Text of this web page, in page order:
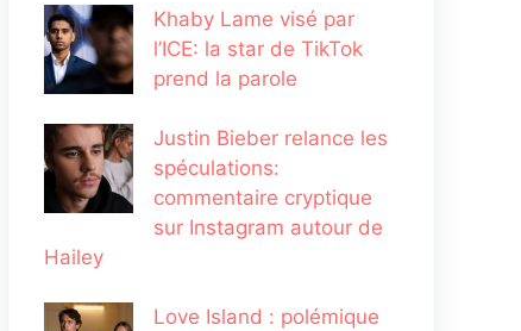
Khaby Lame visé par
l’ICE: la star de TikTok
prend la parole
Justin Bieber relance les
spéculations:
commentaire cryptique
sur Instagram autour de
Hailey
Love Island : polémique